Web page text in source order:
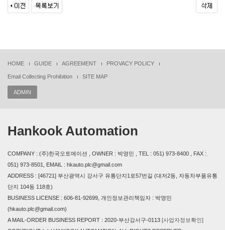
HOME GUIDE AGREEMENT PROVACY POLICY
Email Collecting Prohibition SITE MAP
ADMIN
Hankook Automation
COMPANY : (주)한국오토메이션 , OWNER : 박영민 , TEL : 051) 973-8400 , FAX :
051) 973-8501, EMAIL : hkauto.plc@gmail.com
ADDRESS : [46721] 부산광역시 강서구 유통단지1로57번길 (대저2동, 자동차부품유통
단지 104동 118호)
BUSINESS LICENSE : 606-81-92699, 개인정보관리책임자 : 박영민
(hkauto.plc@gmail.com)
A MAIL-ORDER BUSINESS REPORT : 2020-부산강서구-0113 [사업자정보확인]